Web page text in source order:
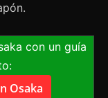
con un guía
Osaka